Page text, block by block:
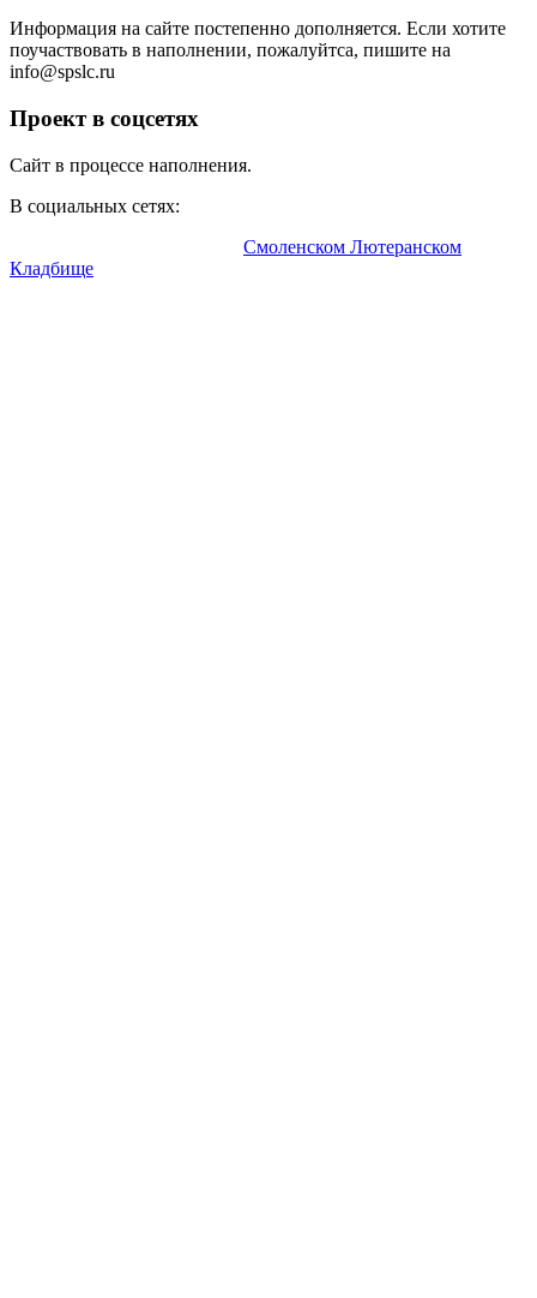
Информация на сайте постепенно дополняется. Если хотите
поучаствовать в наполнении, пожалуйтса, пишите на
info@spslc.ru
Проект в соцсетях
Сайт в процессе наполнения.
В социальных сетях:
Смоленском Лютеранском
Кладбище